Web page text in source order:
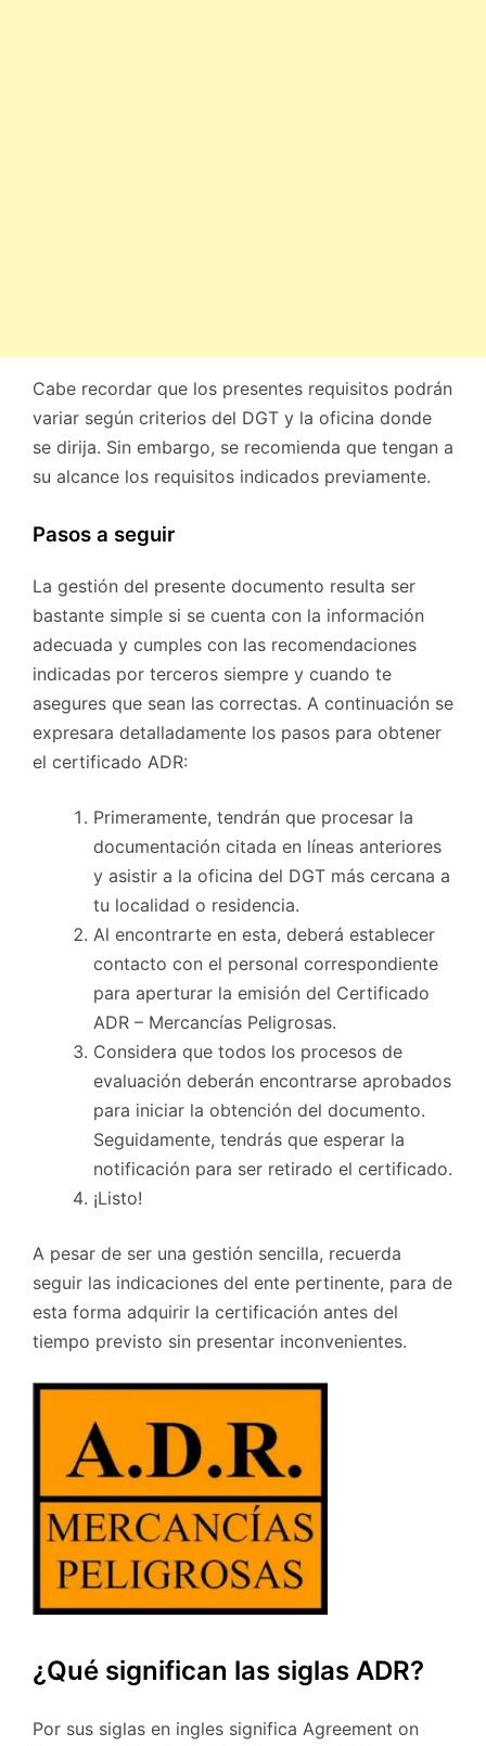
Cabe recordar que los presentes requisitos podrán
variar según criterios del DGT y la oficina donde
se dirija. Sin embargo, se recomienda que tengan a
su alcance los requisitos indicados previamente.
Pasos a seguir
La gestión del presente documento resulta ser
bastante simple si se cuenta con la información
adecuada y cumples con las recomendaciones
indicadas por terceros siempre y cuando te
asegures que sean las correctas. A continuación se
expresara detalladamente los pasos para obtener
el certificado ADR:
Primeramente, tendrán que procesar la
documentación citada en líneas anteriores
y asistir a la oficina del DGT más cercana a
tu localidad o residencia.
Al encontrarte en esta, deberá establecer
contacto con el personal correspondiente
para aperturar la emisión del Certificado
ADR – Mercancías Peligrosas.
Considera que todos los procesos de
evaluación deberán encontrarse aprobados
para iniciar la obtención del documento.
Seguidamente, tendrás que esperar la
notificación para ser retirado el certificado.
¡Listo!
A pesar de ser una gestión sencilla, recuerda
seguir las indicaciones del ente pertinente, para de
esta forma adquirir la certificación antes del
tiempo previsto sin presentar inconvenientes.
¿Qué significan las siglas ADR?
Por sus siglas en ingles significa Agreement on